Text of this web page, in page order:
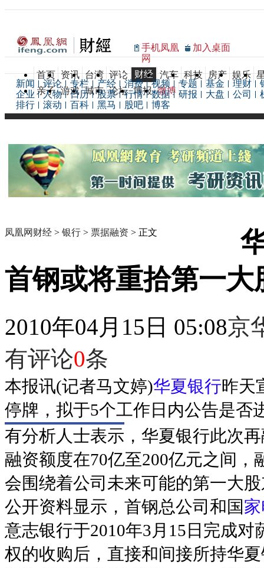
手机凤凰
网
加入桌面
首页 资讯 台湾 评论 财经 汽车 科技 房产 娱乐
亲子 游戏 城市 论坛 博报 微博
新闻 评论 专栏 产经 消费 视频 专题 基金 理财
企业
人物 日历 股票 行情 数据 研报 大盘 公司
排行
滚动 百科 黑马 股吧 博客
凤凰网财经 > 银行 > 票据融资 > 正文
首钢或将重拾第一大
2010年04月15日 05:08京
有评论0条
本报讯(记者马文婷)华夏银行昨天
停牌，拟于5个工作日内公告是否
有分析人士表示，华夏银行此次
融资额度在70亿至200亿元之间
会围绕着公司未来可能的第一大
公开资料显示，首钢总公司和国
意志银行于2010年3月15日完成对
权的收购后，直接和间接所持华